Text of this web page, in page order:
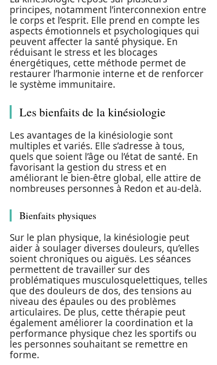
principes, notamment l’interconnexion entre
le corps et l’esprit. Elle prend en compte les
aspects émotionnels et psychologiques qui
peuvent affecter la santé physique. En
réduisant le stress et les blocages
énergétiques, cette méthode permet de
restaurer l’harmonie interne et de renforcer
le système immunitaire.
Les bienfaits de la kinésiologie
Les avantages de la kinésiologie sont
multiples et variés. Elle s’adresse à tous,
quels que soient l’âge ou l’état de santé. En
favorisant la gestion du stress et en
améliorant le bien-être global, elle attire de
nombreuses personnes à Redon et au-delà.
Bienfaits physiques
Sur le plan physique, la kinésiologie peut
aider à soulager diverses douleurs, qu’elles
soient chroniques ou aiguës. Les séances
permettent de travailler sur des
problématiques musculosquelettiques, telles
que des douleurs de dos, des tensions au
niveau des épaules ou des problèmes
articulaires. De plus, cette thérapie peut
également améliorer la coordination et la
performance physique chez les sportifs ou
les personnes souhaitant se remettre en
forme.